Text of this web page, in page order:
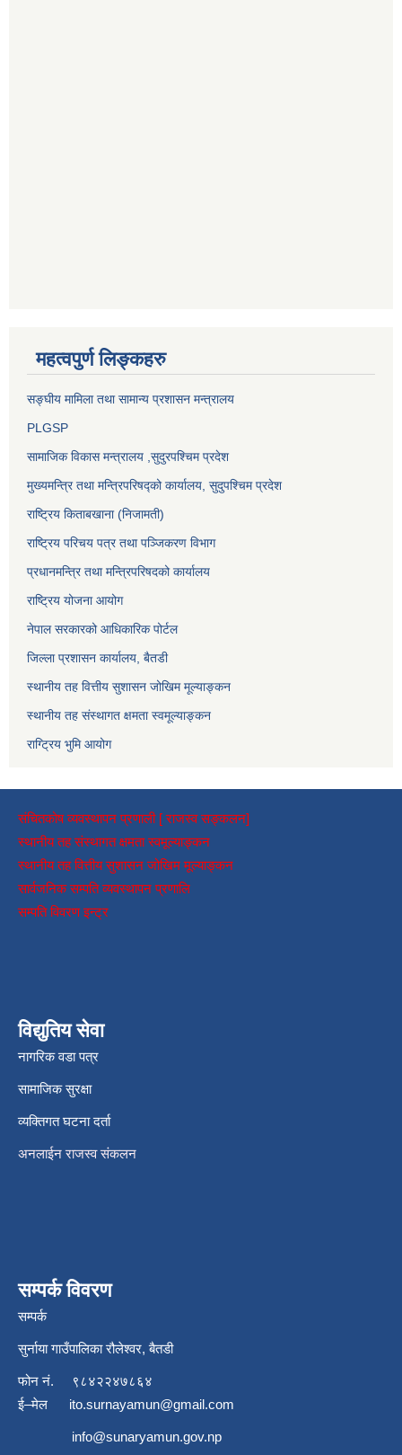
महत्वपुर्ण लिङ्कहरु
सङ्‍घीय मामिला तथा सामान्य प्रशासन मन्त्रालय
PLGSP
सामाजिक विकास मन्त्रालय ,सुदुरपश्चिम प्रदेश
मुख्यमन्त्रि तथा मन्त्रिपरिषद्को कार्यालय, सुदुपश्चिम प्रदेश
राष्ट्रिय किताबखाना (निजामती)
राष्ट्रिय परिचय पत्र तथा पञ्जिकरण विभाग
प्रधानमन्त्रि तथा मन्त्रिपरिषदको कार्यालय
राष्ट्रिय योजना आयोग
नेपाल सरकारको आधिकारिक पोर्टल
जिल्ला प्रशासन कार्यालय, बैतडी
स्थानीय तह वित्तीय सुशासन जोखिम मूल्याङ्कन
स्थानीय तह संस्थागत क्षमता स्वमूल्याङ्कन
राग्ट्रिय भुमि आयोग
संचितकोष व्यवस्थापन प्रणाली [ राजस्व सङ्कलन]
स्थानीय तह संस्थागत क्षमता स्वमूल्याङ्कन
स्थानीय तह वित्तीय सुशासन जोखिम मूल्याङ्कन
सार्वजनिक सम्पति व्यवस्थापन प्रणालि
सम्पति विवरण इन्ट्र
विद्युतिय सेवा
नागरिक वडा पत्र
सामाजिक सुरक्षा
व्यक्तिगत घटना दर्ता
अनलाईन राजस्व संकलन
सम्पर्क विवरण
सम्पर्क
सुर्नाया गाउँपालिका रौलेश्वर, बैतडी
फोन नं.
९८४२२४७८६४
ई–मेल ito.surnayamun@gmail.com
info@sunaryamun.gov.np